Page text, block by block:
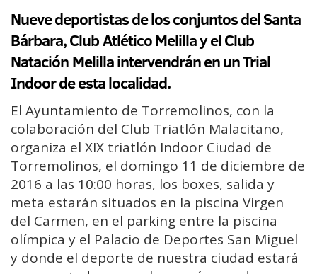
Nueve deportistas de los conjuntos del Santa
Bárbara, Club Atlético Melilla y el Club
Natación Melilla intervendrán en un Trial
Indoor de esta localidad.
El Ayuntamiento de Torremolinos, con la
colaboración del Club Triatlón Malacitano,
organiza el XIX triatlón Indoor Ciudad de
Torremolinos, el domingo 11 de diciembre de
2016 a las 10:00 horas, los boxes, salida y
meta estarán situados en la piscina Virgen
del Carmen, en el parking entre la piscina
olímpica y el Palacio de Deportes San Miguel
y donde el deporte de nuestra ciudad estará